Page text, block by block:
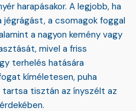
harapásakor. A legjobb, ha
jégrágást, a csomagok foggal
a nagyon kemény vagy
, mivel a friss
terhelés hatására
kíméletesen, puha
tisztán az ínyszélt az